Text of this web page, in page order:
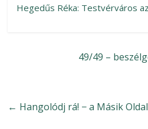
Hegedűs Réka: Testvérváros
49/49 –
← Hangolódj rá! − a Másik